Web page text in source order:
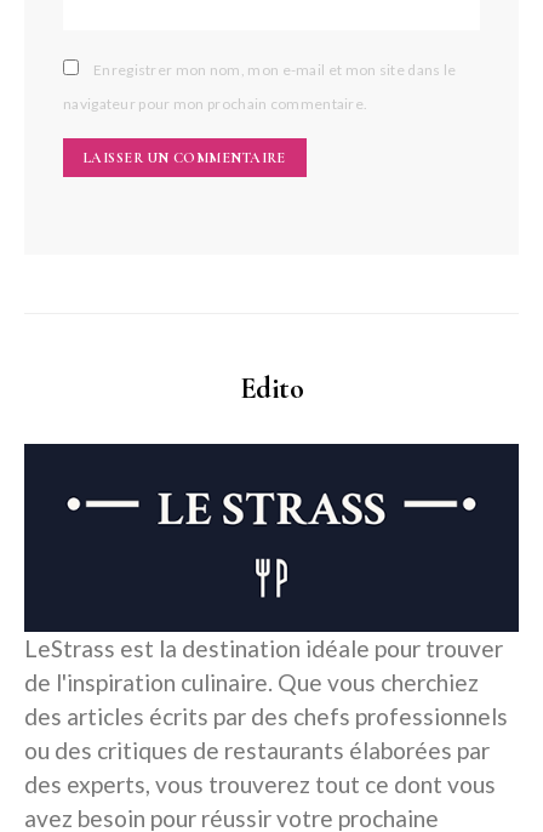
Enregistrer mon nom, mon e-mail et mon site dans le
navigateur pour mon prochain commentaire.
Edito
LeStrass est la destination idéale pour trouver
de l'inspiration culinaire. Que vous cherchiez
des articles écrits par des chefs professionnels
ou des critiques de restaurants élaborées par
des experts, vous trouverez tout ce dont vous
avez besoin pour réussir votre prochaine